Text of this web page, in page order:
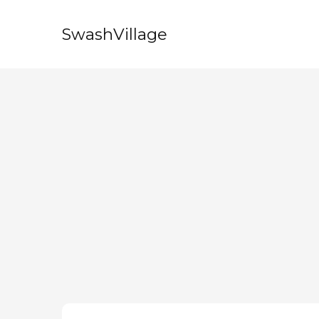
SwashVillage